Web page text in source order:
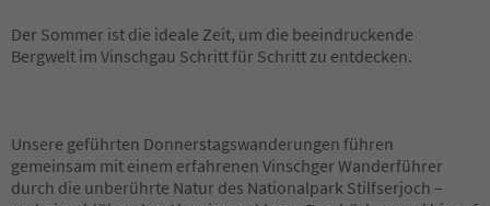
Der Sommer ist die ideale Zeit, um die beeindruckende
Bergwelt im Vinschgau Schritt für Schritt zu entdecken.
Unsere geführten Donnerstagswanderungen führen
gemeinsam mit einem erfahrenen Vinschger Wanderführer
durch die unberührte Natur des Nationalpark Stilfserjoch –